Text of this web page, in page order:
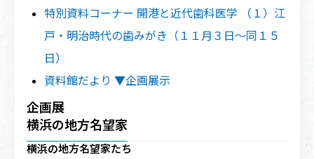
特別資料コーナー 開港と近代歯科医学 （１）江
戸・明治時代の歯みがき（１１月３日〜同１５
日）
資料館だより ▼企画展示
企画展
横浜の地方名望家
横浜の地方名望家たち